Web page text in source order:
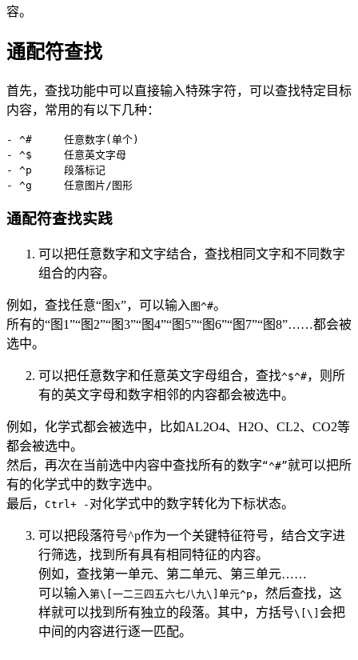
容。
通配符查找
首先，查找功能中可以直接输入特殊字符，可以查找特定目标
内容，常用的有以下几种：
- ^#     任意数字(单个)
- ^$     任意英文字母
- ^p     段落标记
- ^g     任意图片/图形
通配符查找实践
可以把任意数字和文字结合，查找相同文字和不同数字
组合的内容。
例如，查找任意“图x”，可以输入 图^#。
所有的“图1”“图2”“图3”“图4”“图5”“图6”“图7”“图8”……都会被
选中。
可以把任意数字和任意英文字母组合，查找^$^#，则所
有的英文字母和数字相邻的内容都会被选中。
例如，化学式都会被选中，比如AL2O4、H2O、CL2、CO2等
都会被选中。
然后，再次在当前选中内容中查找所有的数字“^#”就可以把所
有的化学式中的数字选中。
最后， Ctrl+ - 对化学式中的数字转化为下标状态。
可以把段落符号^p作为一个关键特征符号，结合文字进
行筛选，找到所有具有相同特征的内容。
例如，查找第一单元、第二单元、第三单元……
可以输入第\[一二三四五六七八九\]单元^p ，然后查找，这
样就可以找到所有独立的段落。其中，方括号\[\] 会把
中间的内容进行逐一匹配。